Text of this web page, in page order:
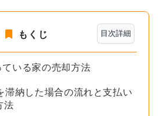
目次詳細
もくじ
いる家の売却方法
滞納した場合の流れと支払い
法